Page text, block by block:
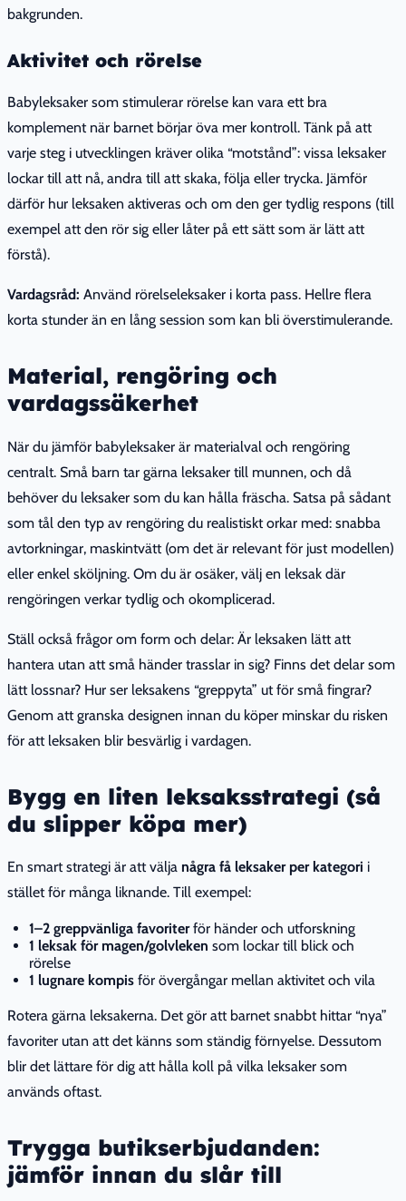
bakgrunden.
Aktivitet och rörelse
Babyleksaker som stimulerar rörelse kan vara ett bra
komplement när barnet börjar öva mer kontroll. Tänk på att
varje steg i utvecklingen kräver olika “motstånd”: vissa leksaker
lockar till att nå, andra till att skaka, följa eller trycka. Jämför
därför hur leksaken aktiveras och om den ger tydlig respons (till
exempel att den rör sig eller låter på ett sätt som är lätt att
förstå).
Vardagsråd: Använd rörelseleksaker i korta pass. Hellre flera
korta stunder än en lång session som kan bli överstimulerande.
Material, rengöring och
vardagssäkerhet
När du jämför babyleksaker är materialval och rengöring
centralt. Små barn tar gärna leksaker till munnen, och då
behöver du leksaker som du kan hålla fräscha. Satsa på sådant
som tål den typ av rengöring du realistiskt orkar med: snabba
avtorkningar, maskintvätt (om det är relevant för just modellen)
eller enkel sköljning. Om du är osäker, välj en leksak där
rengöringen verkar tydlig och okomplicerad.
Ställ också frågor om form och delar: Är leksaken lätt att
hantera utan att små händer trasslar in sig? Finns det delar som
lätt lossnar? Hur ser leksakens “greppyta” ut för små fingrar?
Genom att granska designen innan du köper minskar du risken
för att leksaken blir besvärlig i vardagen.
Bygg en liten leksaksstrategi (så
du slipper köpa mer)
En smart strategi är att välja några få leksaker per kategori i
stället för många liknande. Till exempel:
1–2 greppvänliga favoriterför händer och utforskning
1 leksak för magen/golvleken som lockar till blick och
rörelse
1 lugnare kompis för övergångar mellan aktivitet och vila
Rotera gärna leksakerna. Det gör att barnet snabbt hittar “nya”
favoriter utan att det känns som ständig förnyelse. Dessutom
blir det lättare för dig att hålla koll på vilka leksaker som
används oftast.
Trygga butikserbjudanden:
jämför innan du slår till